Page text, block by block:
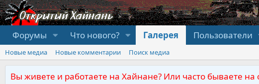
Форумы Что нового? Галерея Пользователи
Новые медиа Новые комментарии Поиск медиа
Вы живете и работаете на Хайнане? Или часто бываете на